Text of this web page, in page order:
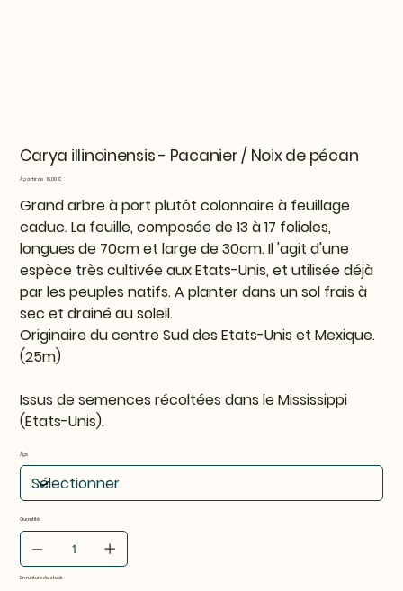
Carya illinoinensis - Pacanier / Noix de pécan
À partir de Prix
16,00 €
Grand arbre à port plutôt colonnaire à feuillage
caduc. La feuille, composée de 13 à 17 folioles,
longues de 70cm et large de 30cm. Il 'agit d'une
espèce très cultivée aux Etats-Unis, et utilisée déjà
par les peuples natifs. A planter dans un sol frais à
sec et drainé au soleil.
Originaire du centre Sud des Etats-Unis et Mexique.
(25m)
Issus de semences récoltées dans le Mississippi
(Etats-Unis).
Âge
Quantité
En rupture de stock